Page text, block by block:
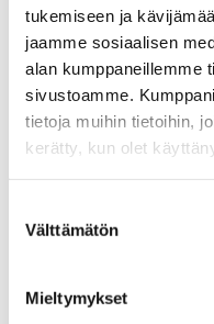
tukemiseen ja
jaamme sosiaalisen
alan kumppaneillemme
sivustoamme.
tietoja muihin tietoihin,
kerätty, kun olet
Välttämätön
Mieltymykset
Hankkeessa
sosioekonomisiin
– Arvioimme